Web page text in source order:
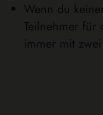
Wenn du
Teilnehmer für
immer mit